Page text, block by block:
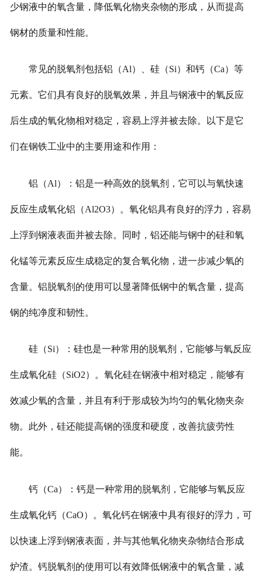
少钢液中的氧含量，降低氧化物夹杂物的形成，从而提高
钢材的质量和性能。
常见的脱氧剂包括铝（Al）、硅（Si）和钙（Ca）等
元素。它们具有良好的脱氧效果，并且与钢液中的氧反应
后生成的氧化物相对稳定，容易上浮并被去除。以下是它
们在钢铁工业中的主要用途和作用：
铝（Al）：铝是一种高效的脱氧剂，它可以与氧快速
反应生成氧化铝（Al2O3）。氧化铝具有良好的浮力，容易
上浮到钢液表面并被去除。同时，铝还能与钢中的硅和氧
化锰等元素反应生成稳定的复合氧化物，进一步减少氧的
含量。铝脱氧剂的使用可以显著降低钢中的氧含量，提高
钢的纯净度和韧性。
硅（Si）：硅也是一种常用的脱氧剂，它能够与氧反应
生成氧化硅（SiO2）。氧化硅在钢液中相对稳定，能够有
效减少氧的含量，并且有利于形成较为均匀的氧化物夹杂
物。此外，硅还能提高钢的强度和硬度，改善抗疲劳性
能。
钙（Ca）：钙是一种常用的脱氧剂，它能够与氧反应
生成氧化钙（CaO）。氧化钙在钢液中具有很好的浮力，可
以快速上浮到钢液表面，并与其他氧化物夹杂物结合形成
炉渣。钙脱氧剂的使用可以有效降低钢液中的氧含量，减